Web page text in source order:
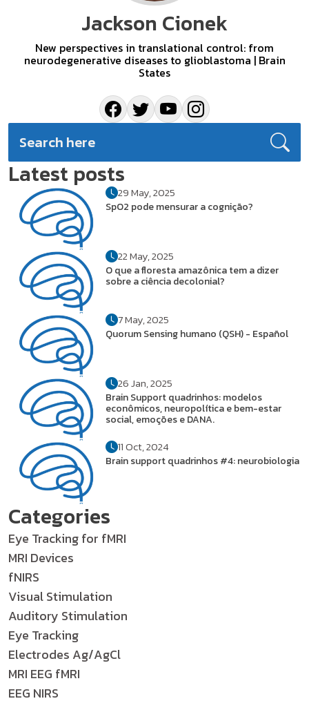
Jackson Cionek
New perspectives in translational control: from
neurodegenerative diseases to glioblastoma | Brain
States
Latest posts
29 May, 2025
SpO2 pode mensurar a cognição?
22 May, 2025
O que a floresta amazônica tem a dizer
sobre a ciência decolonial?
7 May, 2025
Quorum Sensing humano (QSH) - Español
26 Jan, 2025
Brain Support quadrinhos: modelos
econômicos, neuropolítica e bem-estar
social, emoções e DANA.
11 Oct, 2024
Brain support quadrinhos #4: neurobiologia
Categories
Eye Tracking for fMRI
MRI Devices
fNIRS
Visual Stimulation
Auditory Stimulation
Eye Tracking
Electrodes Ag/AgCl
MRI EEG fMRI
EEG NIRS